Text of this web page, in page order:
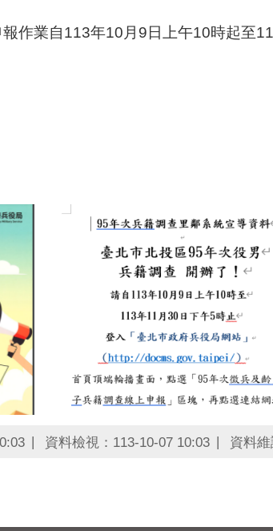
作業自113年10月9日上午10時起至
資料檢視：113-10-07 10:03 資料